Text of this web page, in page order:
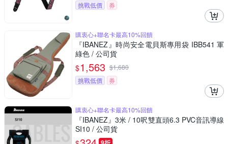
挑戰低價 券
購衷心+聯名卡最高10%回饋
『IBANEZ』時尚安全電貝斯專用袋 IBB541 軍
綠色 / 公司貨
$1,563 $1,680
挑戰低價
券
購衷心+聯名卡最高10%回饋
『IBANEZ』3米 / 10呎雙直頭6.3 PVC音訊導線
SI10 / 公司貨